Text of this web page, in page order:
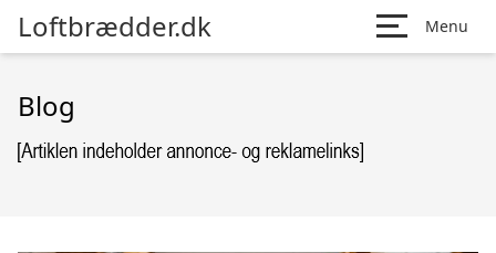
Loftbrædder.dk Menu
Blog